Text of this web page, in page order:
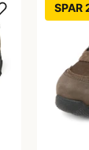
SPAR